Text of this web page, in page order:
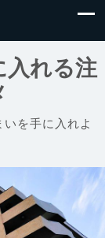
入れる注
を手に入れよ